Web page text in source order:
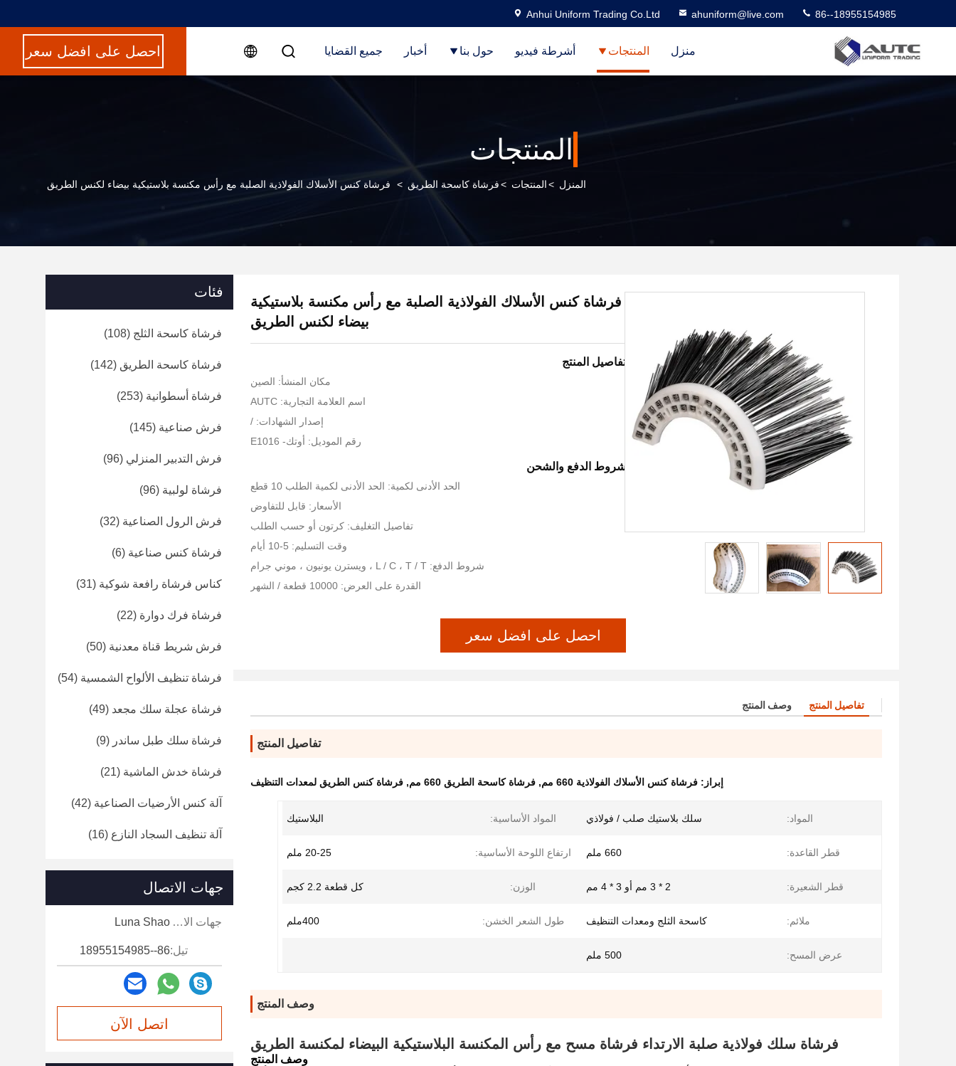
Anhui Uniform Trading Co.Ltd ahuniform@live.com 86--18955154985
منزل المنتجات أشرطة فيديو حول بنا أخبار جميع القضايا احصل على افضل سعر
المنتجات
المنزل >المنتجات >فرشاة كاسحة الطريق > فرشاة كنس الأسلاك الفولاذية الصلبة مع رأس مكنسة بلاستيكية بيضاء لكنس الطريق
فرشاة كنس الأسلاك الفولاذية الصلبة مع رأس مكنسة بلاستيكية
بيضاء لكنس الطريق
تفاصيل المنتج
مكان المنشأ: الصين
اسم العلامة التجارية: AUTC
إصدار الشهادات: /
رقم الموديل: أوتك- E1016
شروط الدفع والشحن
الحد الأدنى لكمية: الحد الأدنى لكمية الطلب 10 قطع
الأسعار: قابل للتفاوض
تفاصيل التغليف: كرتون أو حسب الطلب
وقت التسليم: 5-10 أيام
شروط الدفع: L / C ، T / T ، ويسترن يونيون ، موني جرام
القدرة على العرض: 10000 قطعة / الشهر
احصل على افضل سعر
تفاصيل المنتج وصف المنتج
تفاصيل المنتج
إبراز: فرشاة كنس الأسلاك الفولاذية 660 مم , فرشاة كاسحة الطريق 660 مم , فرشاة كنس الطريق لمعدات التنظيف
المواد: سلك بلاستيك صلب / فولاذي المواد الأساسية: البلاستيك
قطر القاعدة: 660 ملم ارتفاع اللوحة الأساسية: 20-25 ملم
قطر الشعيرة: 2 * 3 مم أو 3 * 4 مم الوزن: كل قطعة 2.2 كجم
ملائم: كاسحة الثلج ومعدات التنظيف طول الشعر الخشن: 400ملم
عرض المسح: 500 ملم
وصف المنتج
فرشاة سلك فولاذية صلبة الارتداء فرشاة مسح مع رأس المكنسة البلاستيكية البيضاء لمكنسة الطريق
وصف المنتج
فئات
فرشاة كاسحة الثلج (108)
فرشاة كاسحة الطريق (142)
فرشاة أسطوانية (253)
فرش صناعية (145)
فرش التدبير المنزلي (96)
فرشاة لولبية (96)
فرش الرول الصناعية (32)
فرشاة كنس صناعية (6)
كناس فرشاة رافعة شوكية (31)
فرشاة فرك دوارة (22)
فرش شريط قناة معدنية (50)
فرشاة تنظيف الألواح الشمسية (54)
فرشاة عجلة سلك مجعد (49)
فرشاة سلك طبل ساندر (9)
فرشاة خدش الماشية (21)
آلة كنس الأرضيات الصناعية (42)
آلة تنظيف السجاد النازع (16)
جهات الاتصال
جهات الاتصال: Luna Shao
تيل:86--18955154985
اتصل الآن